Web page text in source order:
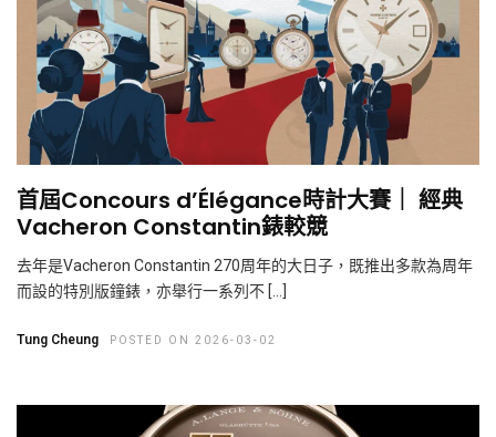
首屆Concours d’Élégance時計大賽｜ 經典
Vacheron Constantin錶較競
去年是Vacheron Constantin 270周年的大日子，既推出多款為周年
而設的特別版鐘錶，亦舉行一系列不 […]
Tung Cheung POSTED ON 2026-03-02